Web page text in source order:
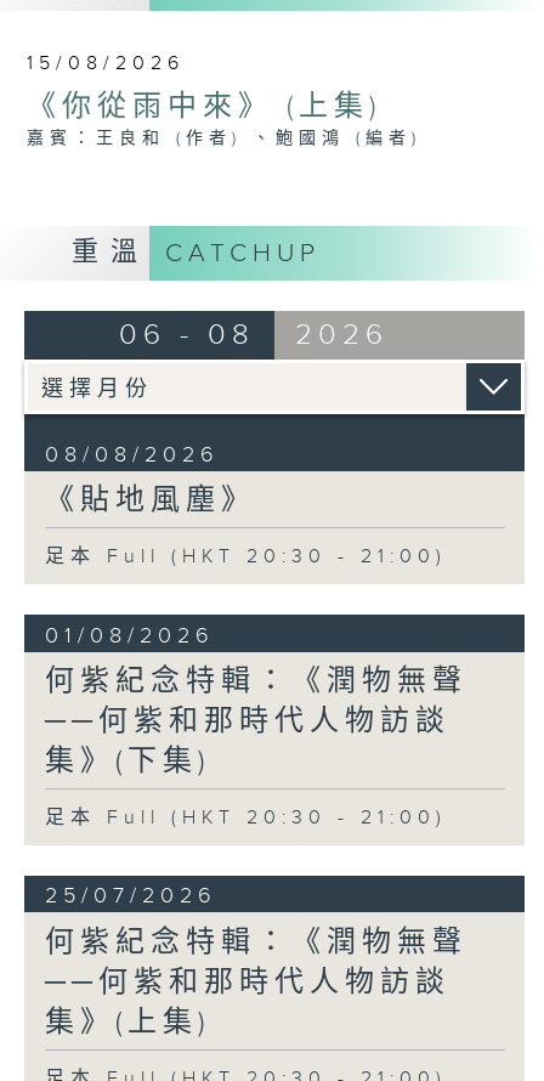
15/08/2026
《你從雨中來》 (上集)
嘉賓：王良和 (作者) 、鮑國鴻 (編者)
重溫 CATCHUP
06 - 08 2026
08/08/2026
《貼地風塵》
足本 Full (HKT 20:30 - 21:00)
01/08/2026
何紫紀念特輯：《潤物無聲
──何紫和那時代人物訪談
集》(下集)
足本 Full (HKT 20:30 - 21:00)
25/07/2026
何紫紀念特輯：《潤物無聲
──何紫和那時代人物訪談
集》(上集)